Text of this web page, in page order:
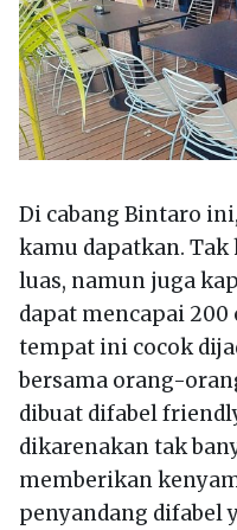
Di cabang Bintaro
kamu dapatkan.
luas, namun juga
dapat mencapai
tempat ini cocok
bersama orang-
dibuat difabel
dikarenakan tak
memberikan
penyandang difabel